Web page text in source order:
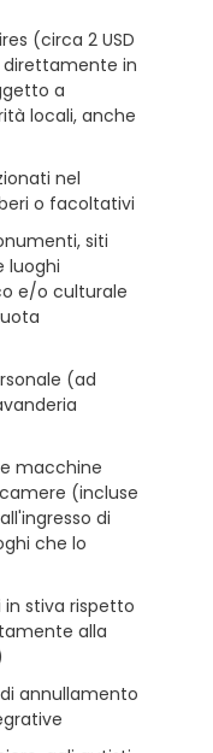
(circa 2 USD
direttamente in
a
locali, anche
nel
o facoltativi
siti
luoghi
e/o culturale
(ad
macchine
(incluse
di
che lo
in stiva rispetto
alla
annullamento